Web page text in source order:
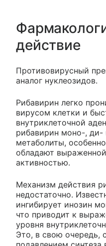
действие
Противовирусный
аналог нуклеозидов.
Рибавирин легко
вирусом клетки и
внутриклеточной
рибавирин моно-, ди-
метаболиты,
обладают
активностью.
Механизм действия
недостаточно.
ингибирует инозин
что приводит к
уровня
Это, в свою очередь,